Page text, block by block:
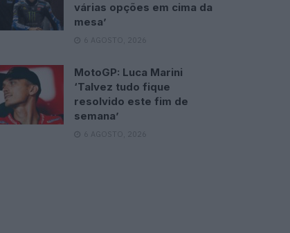
várias opções em cima da
mesa’
6 AGOSTO, 2026
MotoGP: Luca Marini
‘Talvez tudo fique
resolvido este fim de
semana’
6 AGOSTO, 2026